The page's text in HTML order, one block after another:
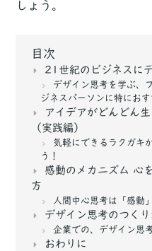
しょう。
目次
21世紀のビジネスに
デザイン思考を学ぶ、
ジネスパーソンに特におす
アイデアがどんどん
（実践編）
気軽にできるラクガキ
う！
感動のメカニズム 心
方
人間中心思考は「感動
デザイン思考のつくり
企業での、デザイン思
おわりに